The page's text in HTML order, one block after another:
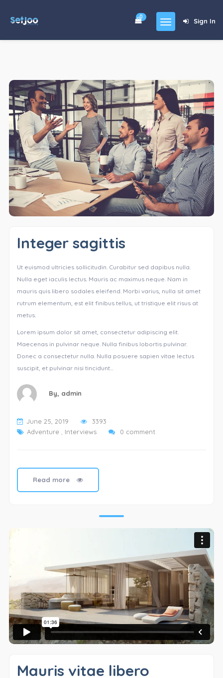
Sign In
0
For Sales
Shop
Forums
blog
Contact
About
Integer sagittis
Ut euismod ultricies sollicitudin. Curabitur sed dapibus nulla.
Nulla eget iaculis lectus. Mauris ac maximus neque. Nam in
mauris quis libero sodales eleifend. Morbi varius, nulla sit amet
rutrum elementum, est elit finibus tellus, ut tristique elit risus at
metus.
Lorem ipsum dolor sit amet, consectetur adipiscing elit.
Maecenas in pulvinar neque. Nulla finibus lobortis pulvinar.
Donec a consectetur nulla. Nulla posuere sapien vitae lectus
suscipit, et pulvinar nisi tincidunt…
By, admin
June 25, 2019
3393
Adventure, Interviews 0 comment
Read more
Mauris vitae libero